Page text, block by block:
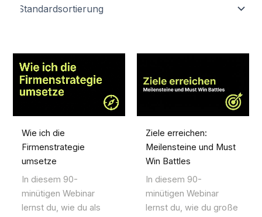
Wie ich die
Firmenstrategie
umsetze
In diesem 90-
minütigen Webinar
lernst du, wie du als
Ziele erreichen:
Meilensteine und Must
Win Battles
In diesem 90-
minütigen Webinar
lernst du, wie du große